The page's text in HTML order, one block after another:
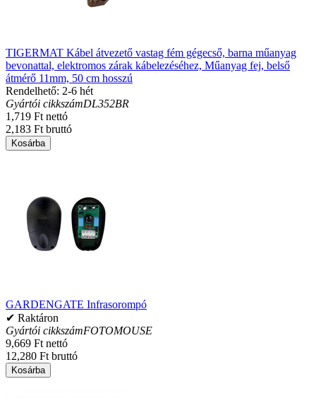
TIGERMAT Kábel átvezető vastag fém gégecső, barna műanyag
bevonattal, elektromos zárak kábelezéséhez, Műanyag fej, belső
átmérő 11mm, 50 cm hosszú
Rendelhető: 2-6 hét
Gyártói cikkszámDL352BR
1,719 Ft nettó
2,183 Ft bruttó
Kosárba
GARDENGATE Infrasorompó
✔ Raktáron
Gyártói cikkszámFOTOMOUSE
9,669 Ft nettó
12,280 Ft bruttó
Kosárba